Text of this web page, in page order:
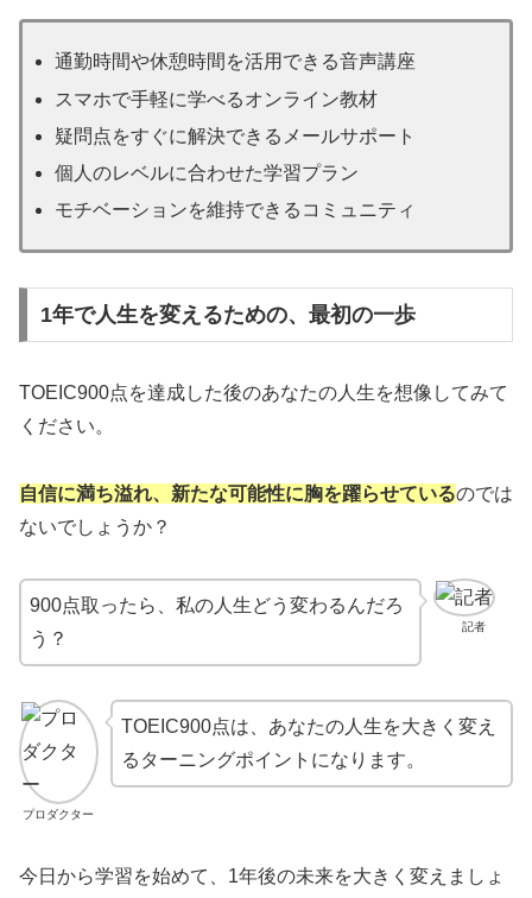
通勤時間や休憩時間を活用できる音声講座
スマホで手軽に学べるオンライン教材
疑問点をすぐに解決できるメールサポート
個人のレベルに合わせた学習プラン
モチベーションを維持できるコミュニティ
1年で人生を変えるための、最初の一歩
TOEIC900点を達成した後のあなたの人生を想像してみて
ください。
自信に満ち溢れ、新たな可能性に胸を躍らせているのでは
ないでしょうか？
記者
900点取ったら、私の人生どう変わるんだろ
う？
プロダクター
TOEIC900点は、あなたの人生を大きく変え
るターニングポイントになります。
今日から学習を始めて、1年後の未来を大きく変えましょ